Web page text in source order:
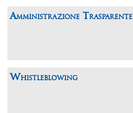
Amministrazione Trasparente
Whistleblowing